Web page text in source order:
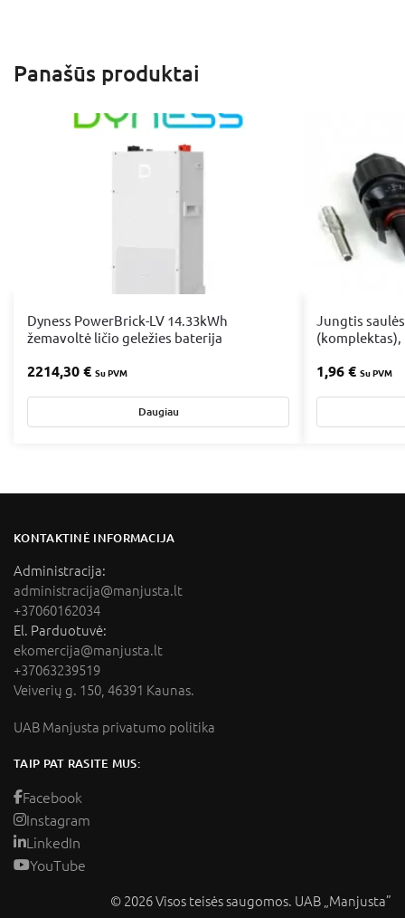
Panašūs produktai
Dyness PowerBrick-LV 14.33kWh
žemavoltė ličio geležies baterija
2214,30€ Su PVM
Daugiau
Jungtis
(komplektas),
1,96€ Su PVM
KONTAKTINĖ INFORMACIJA
Administracija:
administracija@manjusta.lt
+37060162034
El. Parduotuvė:
ekomercija@manjusta.lt
+37063239519
Veiverių g. 150, 46391 Kaunas.
UAB Manjusta privatumo politika
TAIP PAT RASITE MUS:
Facebook
Instagram
LinkedIn
YouTube
© 2026 Visos teisės saugomos. UAB „Manjusta”